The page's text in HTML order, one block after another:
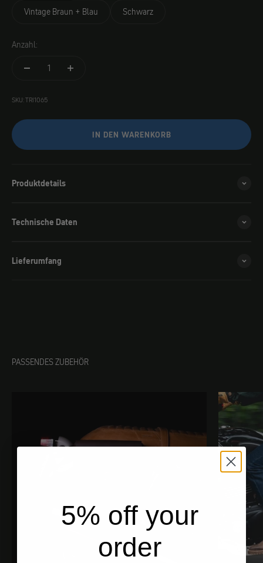
Vintage Braun + Blau Schwarz
Anzahl:
SKU: TRI1065
IN DEN WARENKORB
Produktdetails
Technische Daten
Lieferumfang
PASSENDES ZUBEHÖR
5% off your
order